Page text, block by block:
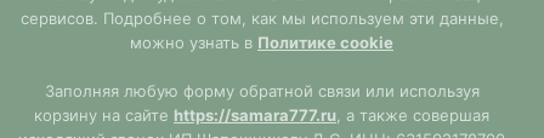
сервисов. Подробнее о том, как мы используем эти данные,
можно узнать в Политике cookie
Заполняя любую форму обратной связи или используя
корзину на сайте https://samara777.ru , а также совершая